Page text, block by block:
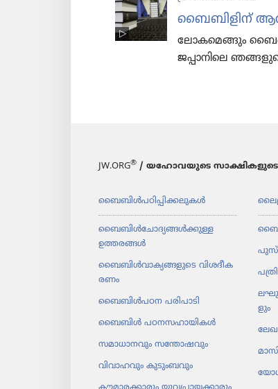
ബൈബി​ളിന്‌
ലോക​മെ​ങ്ങും
ജപ്പാനി​ലെ
JW.ORG® / യഹോവയുടെ
ബൈബിൾപ​ഠി​പ്പി​ക്ക​ലു​കൾ
ബൈബിൾചോ​ദ്യ​ങ്ങൾക്കുള്ള
ഉത്തരങ്ങൾ
ബൈബിൾവാ​ക്യ​ങ്ങ​ളു​ടെ വിശദീ​ക​
രണം
ബൈബിൾപഠന പരിപാ​ടി
ബൈബിൾ പഠനസ​ഹാ​യി​കൾ
സമാധാ​ന​വും സന്തോ​ഷ​വും
വിവാഹവും കുടുംബവും
ളും